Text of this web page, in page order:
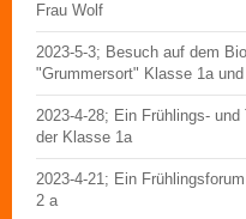
Frau Wolf
2023-5-3; Besuch auf dem
"Grummersort" Klasse 1a
2023-4-28; Ein Frühlings- und
der Klasse 1a
2023-4-21; Ein
2 a